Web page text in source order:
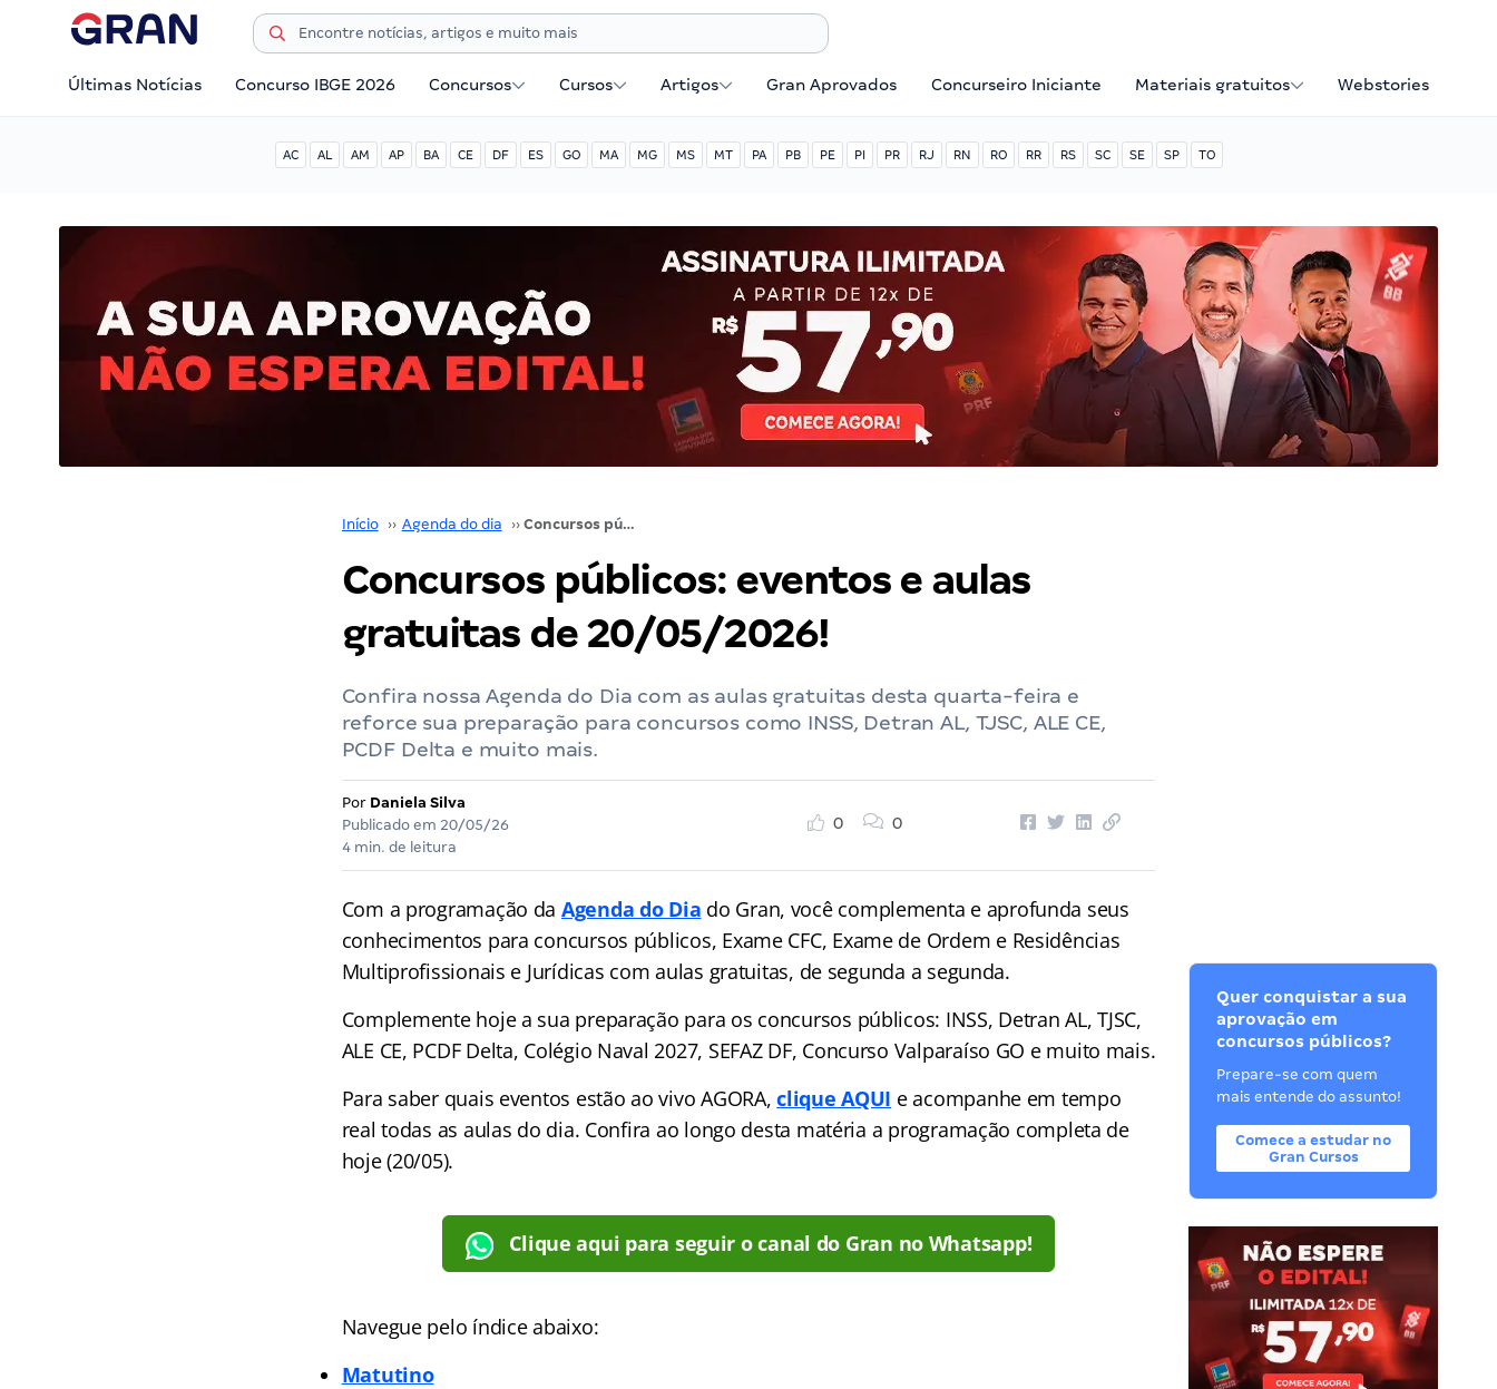
Últimas Notícias Concurso IBGE 2026 Concursos Cursos Artigos Gran Aprovados Concurseiro Iniciante Materiais gratuitos Webstories
AC AL AM AP BA CE DF ES GO MA MG MS MT PA PB PE PI PR RJ RN RO RR RS SC SE SP TO
Início ›› Agenda do dia ›› Concursos públicos: eventos e aulas gratuitas de 20/05/2026!
Concursos públicos: eventos e aulas
gratuitas de 20/05/2026!
Confira nossa Agenda do Dia com as aulas gratuitas desta quarta-feira e
reforce sua preparação para concursos como INSS, Detran AL, TJSC, ALE CE,
PCDF Delta e muito mais.
Por Daniela Silva
Publicado em 20/05/26
4 min. de leitura
0 0
Com a programação da Agenda do Dia do Gran, você complementa e aprofunda seus
conhecimentos para concursos públicos, Exame CFC, Exame de Ordem e Residências
Multiprofissionais e Jurídicas com aulas gratuitas, de segunda a segunda.
Complemente hoje a sua preparação para os concursos públicos: INSS, Detran AL, TJSC,
ALE CE, PCDF Delta, Colégio Naval 2027, SEFAZ DF, Concurso Valparaíso GO e muito mais.
Para saber quais eventos estão ao vivo AGORA,clique AQUI e acompanhe em tempo
real todas as aulas do dia. Confira ao longo desta matéria a programação completa de
hoje (20/05).
Clique aqui para seguir o canal do Gran no Whatsapp!
Navegue pelo índice abaixo:
Matutino
Quer conquistar a sua
aprovação em
concursos públicos?
Prepare-se com quem
mais entende do assunto!
Comece a estudar no
Gran Cursos